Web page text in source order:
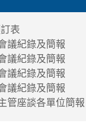
表
議紀錄及簡報
議紀錄及簡報
議紀錄及簡報
議紀錄及簡報
管座談各單位簡報